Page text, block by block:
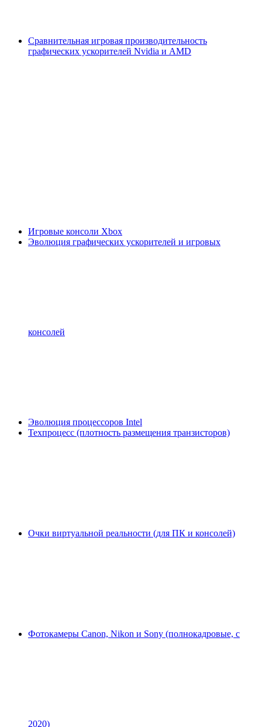
Сравнительная игровая производительность
графических ускорителей Nvidia и AMD
Игровые консоли Xbox
Эволюция графических ускорителей и игровых
консолей
Эволюция процессоров Intel
Техпроцесс (плотность размещения транзисторов)
Очки виртуальной реальности (для ПК и консолей)
Фотокамеры Canon, Nikon и Sony (полнокадровые, с
2020)